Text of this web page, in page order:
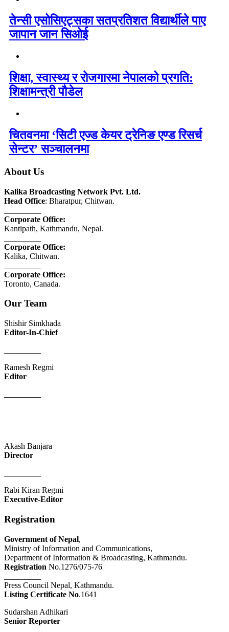
तेन्सी एसोसिएट्सका सतप्रतिशत विद्यार्थीले पाए
जापान जान सिओई
शिक्षा, स्वास्थ्य र रोजगारमा नेपालको प्रगति:
शिक्षामन्त्री पौडेल
चितवनमा ‘सिटी एज्ड केयर ट्रेनिङ एण्ड रिसर्च
सेन्टर’ सञ्चालनमा
About Us
Kalika Broadcasting Network Pvt. Ltd.
Head Office: Bharatpur, Chitwan.
Corporate Office:
Kantipath, Kathmandu, Nepal.
Corporate Office:
Kalika, Chitwan.
Corporate Office:
Toronto, Canada.
Our Team
Shishir Simkhada
Editor-In-Chief
Ramesh Regmi
Editor
Akash Banjara
Director
Rabi Kiran Regmi
Executive-Editor
Registration
Government of Nepal,
Ministry of Information and Communications,
Department of Information & Broadcasting, Kathmandu.
Registration No.1276/075-76
Press Council Nepal, Kathmandu.
Listing Certificate No.1641
Sudarshan Adhikari
Senior Reporter